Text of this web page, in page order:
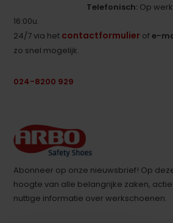
Telefonisch: Op
16:00u.
24/7 via het contactformulier ofe-
zo snel mogelijk.
024-8200 929
Abonneer op onze nieuwsbrief! Op
hoogte van alle belangrijke zaken,
nuttige informatie over werkschoenen.